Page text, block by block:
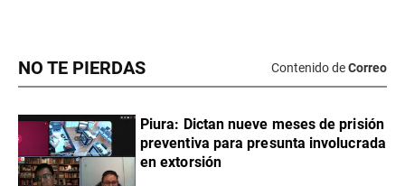
NO TE PIERDAS Contenido deCorreo
Piura: Dictan nueve meses de prisión
preventiva para presunta involucrada
en extorsión